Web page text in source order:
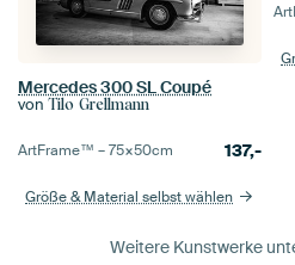
Mercedes 300 SL Coupé
von Tilo Grellmann
ArtFrame™ –75×50cm 137,-
Größe & Material selbst wählen
Weitere Kunstwerke